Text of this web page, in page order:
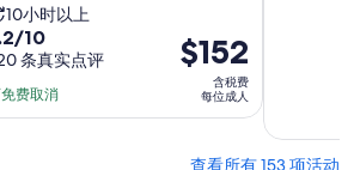
活
动
时
长
为
10小时以上
，
10
条真实点评
费取消
价
格
$152
$152
含税费
每位成人
查看所有 153 项活动